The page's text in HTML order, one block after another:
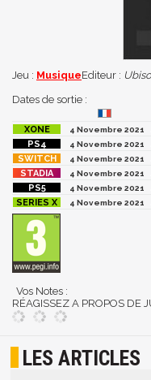
Jeu : MusiqueEditeur :
Dates de sortie :
4 Novembre 2021
4 Novembre 2021
4 Novembre 2021
4 Novembre 2021
4 Novembre 2021
4 Novembre 2021
Vos Notes :
RÉAGISSEZ A PROPOS DE
LES ARTICLES